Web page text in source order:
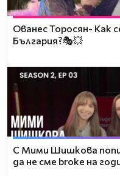
Ованес Торосян- Как
България?🎭💥
С Мими Шишкова
да не сме broke на